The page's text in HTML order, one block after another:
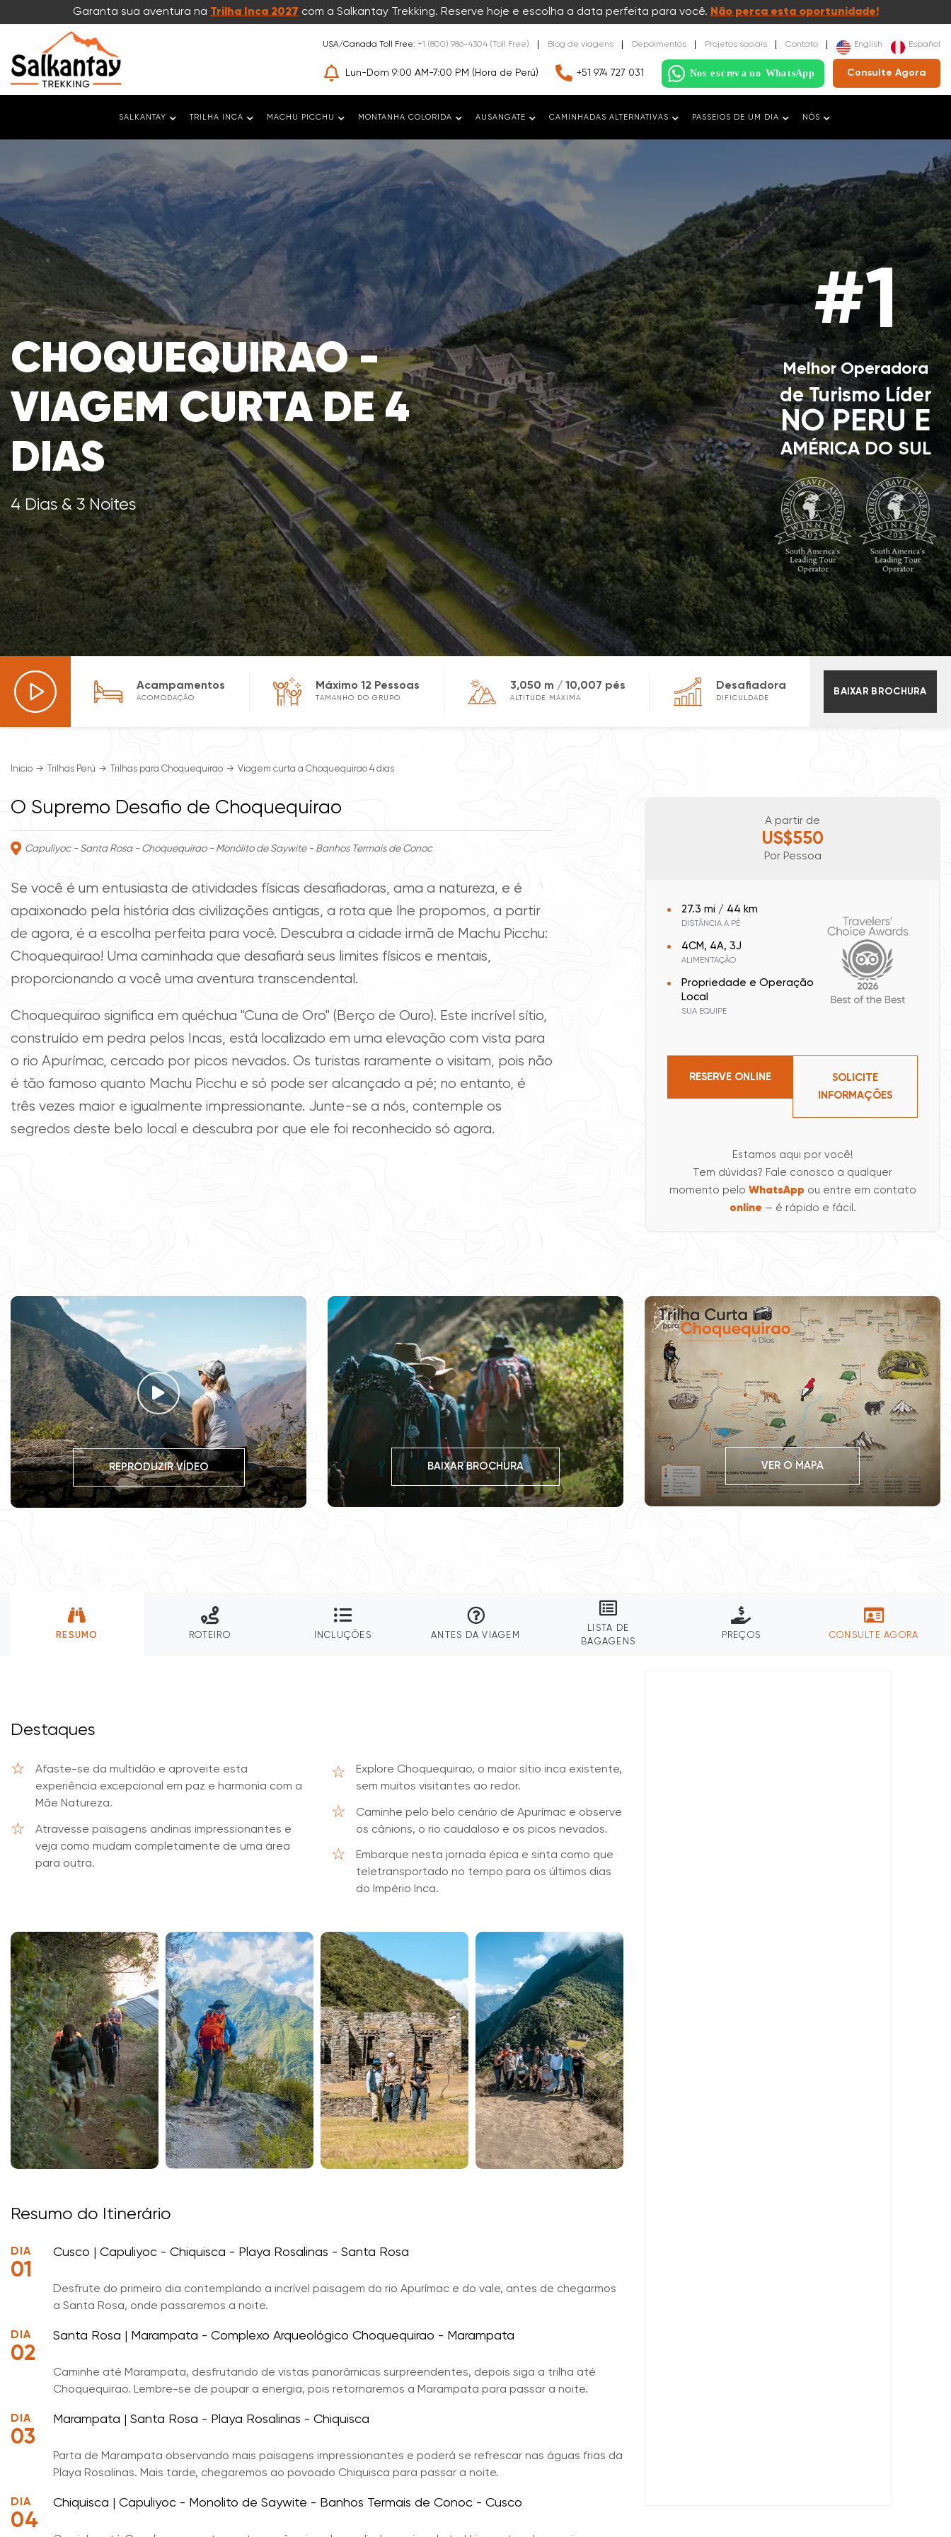
Garanta sua aventura na Trilha Inca 2027 com a Salkantay Trekking. Reserve hoje e escolha a data perfeita para você. Não perca esta oportunidade!
USA/Canada Toll Free: +1 (800) 986-4304 (Toll Free) Blog de viagens Depoimentos Projetos sociais Contato English Español
Lun-Dom 9:00 AM-7:00 PM (Hora de Perú) +51 974 727 031 Consulte Agora
SALKANTAY TRILHA INCA MACHU PICCHU MONTANHA COLORIDA AUSANGATE CAMINHADAS ALTERNATIVAS PASSEIOS DE UM DIA NÓS
CHOQUEQUIRAO -
VIAGEM CURTA DE 4
DIAS
4 Dias & 3 Noites
#1
Melhor Operadora
de Turismo Líder
NO PERU E
AMÉRICA DO SUL
Acampamentos
ACOMODAÇÃO
Máximo 12 Pessoas
TAMANHO DO GRUPO
3,050 m / 10,007 pés
ALTITUDE MÁXIMA
Desafiadora
DIFICULDADE
BAIXAR BROCHURA
Inicio Trilhas Perú Trilhas para Choquequirao Viagem curta a Choquequirao 4 dias
O Supremo Desafio de Choquequirao
Capuliyoc - Santa Rosa - Choquequirao - Monólito de Saywite - Banhos Termais de Conoc
Se você é um entusiasta de atividades físicas desafiadoras, ama a natureza, e é
apaixonado pela história das civilizações antigas, a rota que lhe propomos, a partir
de agora, é a escolha perfeita para você. Descubra a cidade irmã de Machu Picchu:
Choquequirao! Uma caminhada que desafiará seus limites físicos e mentais,
proporcionando a você uma aventura transcendental.
Choquequirao significa em quéchua "Cuna de Oro" (Berço de Ouro). Este incrível sítio,
construído em pedra pelos Incas, está localizado em uma elevação com vista para
o rio Apurímac, cercado por picos nevados. Os turistas raramente o visitam, pois não
é tão famoso quanto Machu Picchu e só pode ser alcançado a pé; no entanto, é
três vezes maior e igualmente impressionante. Junte-se a nós, contemple os
segredos deste belo local e descubra por que ele foi reconhecido só agora.
A partir de
US$550
Por Pessoa
27.3 mi / 44 km
DISTÂNCIA A PÉ
4CM, 4A, 3J
ALIMENTAÇÃO
Propriedade e Operação
Local
SUA EQUIPE
RESERVE ONLINE
SOLICITE
INFORMAÇÕES
Estamos aqui por você!
Tem dúvidas? Fale conosco a qualquer
momento pelo WhatsApp ou entre em contato
online — é rápido e fácil.
REPRODUZIR VÍDEO BAIXAR BROCHURA VER O MAPA
RESUMO ROTEIRO INCLUÇÕES ANTES DA VIAGEM
LISTA DE
BAGAGENS
PREÇOS CONSULTE AGORA
Destaques
Afaste-se da multidão e aproveite esta
experiência excepcional em paz e harmonia com a
Mãe Natureza.
Atravesse paisagens andinas impressionantes e
veja como mudam completamente de uma área
para outra.
Explore Choquequirao, o maior sítio inca existente,
sem muitos visitantes ao redor.
Caminhe pelo belo cenário de Apurímac e observe
os cânions, o rio caudaloso e os picos nevados.
Embarque nesta jornada épica e sinta como que
teletransportado no tempo para os últimos dias
do Império Inca.
Resumo do Itinerário
DIA
01
Cusco | Capuliyoc - Chiquisca - Playa Rosalinas - Santa Rosa
Desfrute do primeiro dia contemplando a incrível paisagem do rio Apurímac e do vale, antes de chegarmos
a Santa Rosa, onde passaremos a noite.
DIA
02
Santa Rosa | Marampata - Complexo Arqueológico Choquequirao - Marampata
Caminhe até Marampata, desfrutando de vistas panorâmicas surpreendentes, depois siga a trilha até
Choquequirao. Lembre-se de poupar a energia, pois retornaremos a Marampata para passar a noite.
DIA
03
Marampata | Santa Rosa - Playa Rosalinas - Chiquisca
Parta de Marampata observando mais paisagens impressionantes e poderá se refrescar nas águas frias da
Playa Rosalinas. Mais tarde, chegaremos ao povoado Chiquisca para passar a noite.
DIA
04
Chiquisca | Capuliyoc - Monolito de Saywite - Banhos Termais de Conoc - Cusco